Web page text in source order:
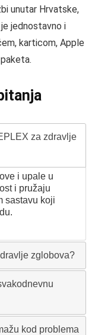
unutar Hrvatske,
jednostavno i
karticom, Apple
za zdravlje
i upale u
i pružaju
sastavu koji
zglobova?
kod problema